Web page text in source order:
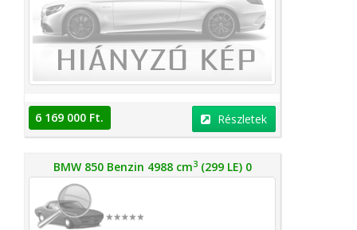
6 169 000 Ft. Részletek
BMW 850 Benzin 4988 cm3(299 LE) 0